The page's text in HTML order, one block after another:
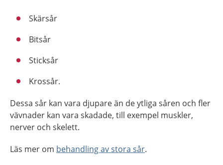
Skärsår
Bitsår
Sticksår
Krossår.
Dessa sår kan vara djupare än de ytliga såren och fler
vävnader kan vara skadade, till exempel muskler,
nerver och skelett.
Läs mer om behandling av stora sår.